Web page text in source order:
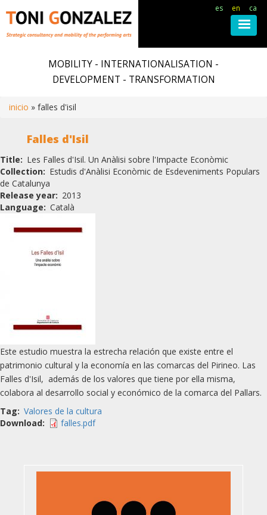
MOBILITY - INTERNATIONALISATION -
DEVELOPMENT - TRANSFORMATION
Breadcrumb
inicio falles d'isil
es en ca
Falles d'Isil
Title
Les Falles d'Isil. Un Anàlisi sobre l'Impacte Econòmic
Collection
Estudis d'Anàlisi Econòmic de Esdeveniments Populars
de Catalunya
Release year
2013
Language
Català
Este estudio muestra la estrecha relación que existe entre el
patrimonio cultural y la economía en las comarcas del Pirineo. Las
Falles d'Isil, además de los valores que tiene por ella misma,
colabora al desarrollo social y económico de la comarca del Pallars.
Tag
Valores de la cultura
Download
falles.pdf